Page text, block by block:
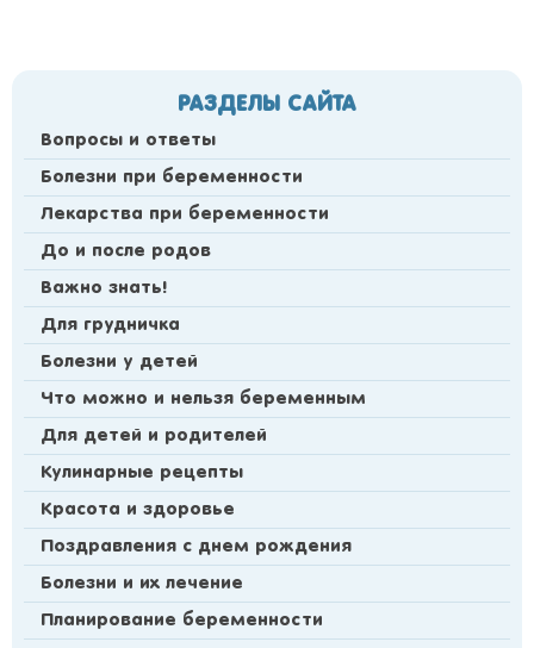
РАЗДЕЛЫ САЙТА
Вопросы и ответы
Болезни при беременности
Лекарства при беременности
До и после родов
Важно знать!
Для грудничка
Болезни у детей
Что можно и нельзя беременным
Для детей и родителей
Кулинарные рецепты
Красота и здоровье
Поздравления с днем рождения
Болезни и их лечение
Планирование беременности